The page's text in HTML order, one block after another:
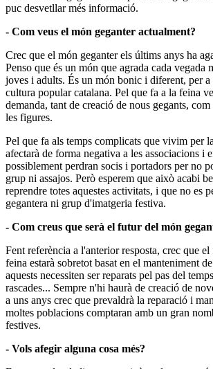
puc desvetllar més informació.
- Com veus el món geganter actualment?
Crec que el món geganter els últims anys ha
Penso que és un món que agrada cada vegada
joves i adults. És un món bonic i diferent, per
cultura popular catalana. Pel que fa a la feina
demanda, tant de creació de nous gegants,
les figures.
Pel que fa als temps complicats que vivim per
afectarà de forma negativa a les associacions i
possiblement perdran socis i portadors per no
grup ni assajos. Però esperem que això acabi
reprendre totes aquestes activitats, i que no es
gegantera ni grup d'imatgeria festiva.
- Com creus que serà el futur del món
Fent referència a l'anterior resposta, crec que
feina estarà sobretot basat en el manteniment
aquests necessiten ser reparats pel pas del
rascades... Sempre n'hi haurà de creació de
a uns anys crec que prevaldrà la reparació i
moltes poblacions comptaran amb un gran
festives.
- Vols afegir alguna cosa més?